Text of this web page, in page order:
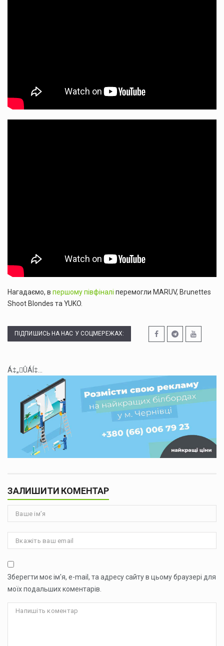
Нагадаємо, в першому півфіналі перемогли MARUV, Brunettes
Shoot Blondes та YUKO.
ПІДПИШИСЬ НА НАС У СОЦМЕРЕЖАХ:
Á‡„ÛÁÍ‡...
ЗАЛИШИТИ КОМЕНТАР
Зберегти моє ім'я, e-mail, та адресу сайту в цьому браузері для
моїх подальших коментарів.